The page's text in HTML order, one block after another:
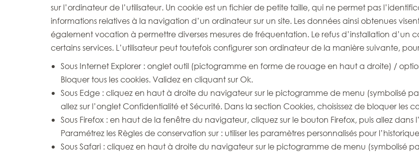
sur l’ordinateur de l’utilisateur. Un cookie est un fichier de petite taille, qui ne permet pas
informations relatives à la navigation d’un ordinateur sur un site. Les données ainsi obtenues
également vocation à permettre diverses mesures de fréquentation. Le refus d’installation d’un
certains services. L’utilisateur peut toutefois configurer son ordinateur de la manière suivante,
Sous Internet Explorer : onglet outil (pictogramme en forme de rouage en haut a droite) /
Bloquer tous les cookies. Validez en cliquant sur Ok.
Sous Edge : cliquez en haut à droite du navigateur sur le pictogramme de menu (symbolisé
allez sur l’onglet Confidentialité et Sécurité. Dans la section Cookies, choisissez de bloquer les
Sous Firefox : en haut de la fenêtre du navigateur, cliquez sur le bouton Firefox, puis allez dans
Paramétrez les Règles de conservation sur : utiliser les paramètres personnalisés pour
Sous Safari : cliquez en haut à droite du navigateur sur le pictogramme de menu (symbolisé